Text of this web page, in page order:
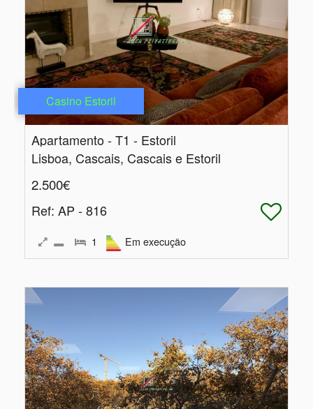
Casino Estoril
Apartamento - T1 - Estoril
Lisboa, Cascais, Cascais e Estoril
2.500€
Ref: AP - 816
1 Em execução